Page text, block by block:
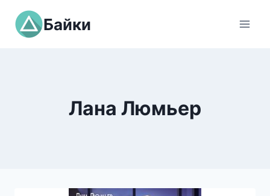
Перейти
содержимому
Байки
Лана Люмьер